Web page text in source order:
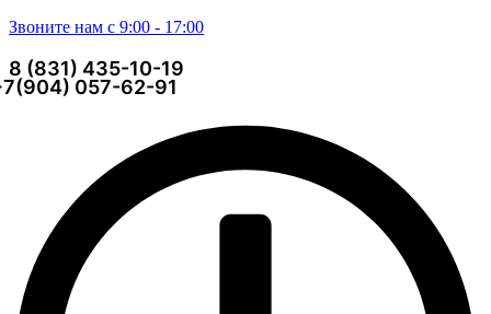
Звоните нам с 9:00 - 17:00
8 (831) 435-10-19
057-62-91